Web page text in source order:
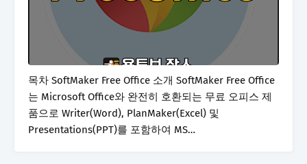
목차 SoftMaker Free Office 소개 SoftMaker Free Office
는 Microsoft Office와 완전히 호환되는 무료 오피스 제
품으로 Writer(Word), PlanMaker(Excel) 및
Presentations(PPT)를 포함하여 MS…